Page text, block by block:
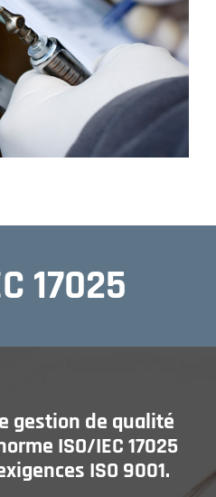
17025
gestion de qualité
ISO/IEC 17025
ISO 9001.